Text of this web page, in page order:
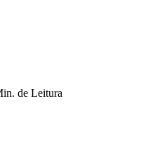
de Leitura